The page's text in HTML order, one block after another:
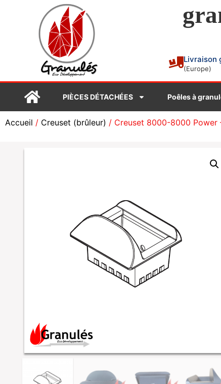
Livraison
(Europe)
PIÈCES DÉTACHÉES Poêles à
Accueil / Creuset (brûleur) / Creuset 8000-8000 Power